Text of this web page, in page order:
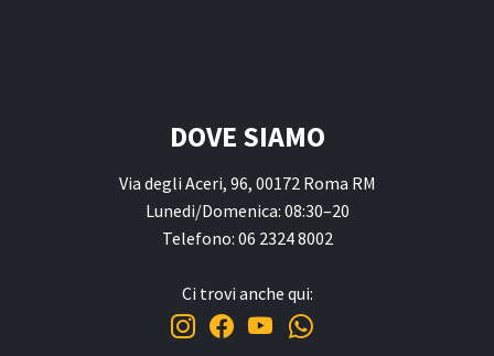
Causa Palestinese
Macelleria
DOVE SIAMO
Via degli Aceri, 96, 00172 Roma RM
Lunedi/Domenica: 08:30–20
Telefono: 06 2324 8002
Ci trovi anche qui: